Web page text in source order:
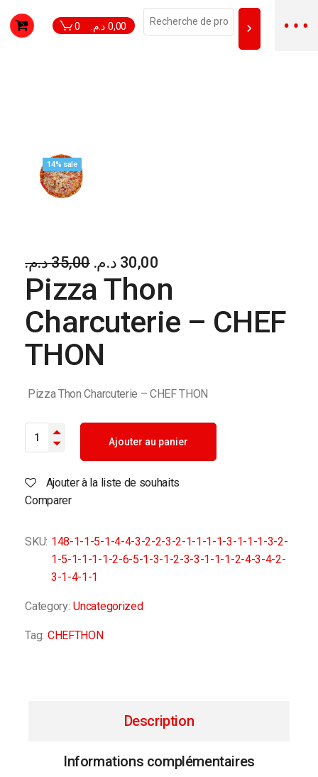
0 0,00 د.م.
14% sale
35,00د.م. 30,00 د.م.
Pizza Thon
Charcuterie – CHEF
THON
Pizza Thon Charcuterie – CHEF THON
Ajouter au panier
Ajouter à la liste de souhaits
Comparer
SKU: 148-1-1-5-1-4-4-3-2-2-3-2-1-1-1-1-3-1-1-1-3-2-
1-5-1-1-1-1-2-6-5-1-3-1-2-3-3-1-1-1-2-4-3-4-2-
3-1-4-1-1
Category: Uncategorized
Tag: CHEFTHON
Description
Informations complémentaires